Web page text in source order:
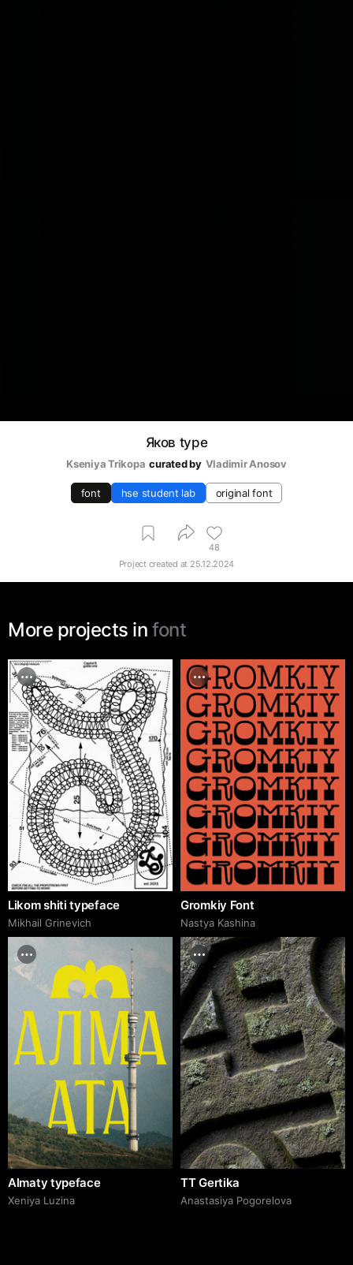
Яков type
Kseniya Trikopa curated by Vladimir Anosov
font hse student lab original font
48
Project created at 25.12.2024
More projects in font
Likom shiti typeface
Mikhail Grinevich
Gromkiy Font
Nastya Kashina
Almaty typeface
Xeniya Luzina
TT Gertika
Anastasiya Pogorelova